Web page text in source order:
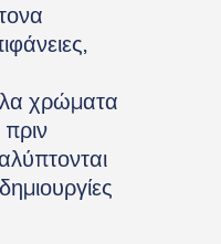
χρώματα